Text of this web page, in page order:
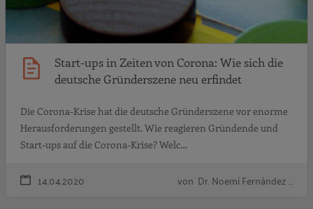
Start-ups in Zeiten von Corona: Wie sich die
deutsche Gründerszene neu erfindet
Die Corona-Krise hat die deutsche Gründerszene vor enorme
Herausforderungen gestellt. Wie reagieren Gründende und
Start-ups auf die Corona-Krise? Welc…
14.04.2020 von Dr. Noemí Fernández …